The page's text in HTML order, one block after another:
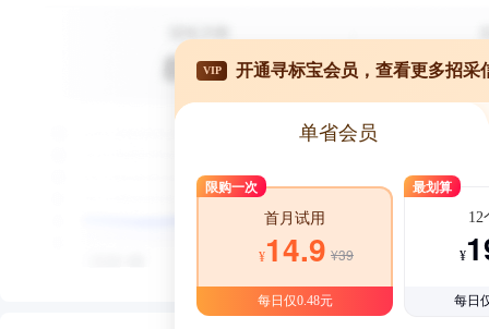
VIP 开通寻标宝会员，查看更多招采
单省会员
限购一次
首月试用
¥14.9 ¥39
每日仅0.48元
最划算
12
¥
每日